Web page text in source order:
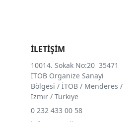
İLETİŞİM
10014. Sokak No:20 35471
İTOB Organize Sanayi
Bölgesi / İTOB / Menderes /
İzmir / Türkiye
0 232 433 00 58